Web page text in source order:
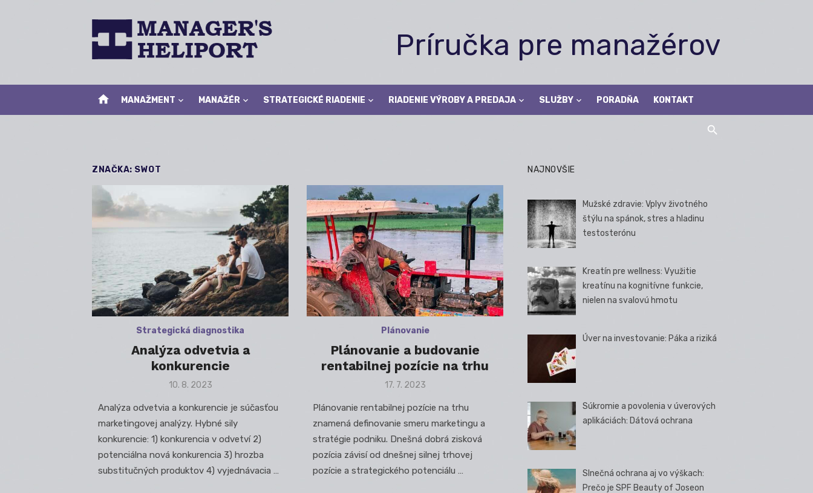
Príručka pre manažérov
home MANAŽMENT MANAŽÉR STRATEGICKÉ RIADENIE RIADENIE VÝROBY A PREDAJA SLUŽBY PORADŇA KONTAKT
ZNAČKA: SWOT
Strategická diagnostika
Analýza odvetvia a
konkurencie
Posted
10. 8. 2023
Analýza odvetvia a konkurencie je súčasťou
marketingovej analýzy. Hybné sily
konkurencie: 1) konkurencia v odvetví 2)
potenciálna nová konkurencia 3) hrozba
substitučných produktov 4) vyjednávacia …
Plánovanie
Plánovanie a budovanie
rentabilnej pozície na trhu
Posted
17. 7. 2023
Plánovanie rentabilnej pozície na trhu
znamená definovanie smeru marketingu a
stratégie podniku. Dnešná dobrá zisková
pozícia závisí od dnešnej silnej trhovej
pozície a strategického potenciálu …
NAJNOVŠIE
Mužské zdravie: Vplyv životného
štýlu na spánok, stres a hladinu
testosterónu
Kreatín pre wellness: Využitie
kreatínu na kognitívne funkcie,
nielen na svalovú hmotu
Úver na investovanie: Páka a riziká
Súkromie a povolenia v úverových
aplikáciách: Dátová ochrana
Slnečná ochrana aj vo výškach:
Prečo je SPF Beauty of Joseon